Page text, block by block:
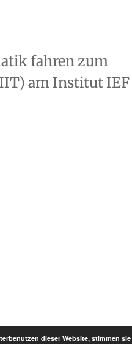
fahren zum
am Institut IEF
dieser Website, stimmen